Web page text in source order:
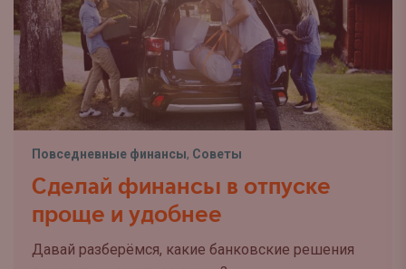
Повседневные финансы, Советы
Сделай финансы в отпуске
проще и удобнее
Давай разберёмся, какие банковские решения